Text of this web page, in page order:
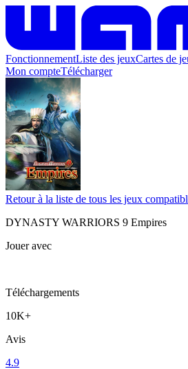
FonctionnementListe des jeuxCartes de
Mon compteTélécharger
Retour à la liste de tous les jeux
DYNASTY WARRIORS 9 Empires
Jouer avec
Téléchargements
10K+
Avis
4.9